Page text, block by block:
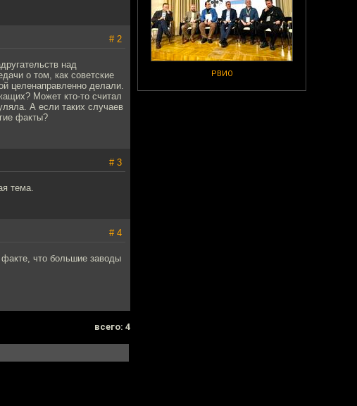
РВИО
# 2
над
о том, как советские
целенаправленно делали.
Может кто-то считал
А если таких случаев
факты?
# 3
тема.
# 4
что большие заводы
всего: 4